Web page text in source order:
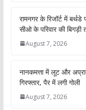
रामनगर के रिजॉर्ट में
सीओ के परिवार की बिगड़ी
August 7, 2026
नानकमत्ता में लूट और
गिरफ्तार, पैर में लगी गोली
August 7, 2026